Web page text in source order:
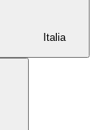
Italia